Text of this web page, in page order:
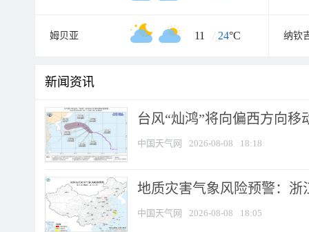
姆贝亚 11 / 24°C 纳钦
新闻资讯
台风“灿鸿”将向偏西方向移
中国天气网 2026-08-08 18:18
地质灾害气象风险预警：
中国天气网 2026-08-08 18:05